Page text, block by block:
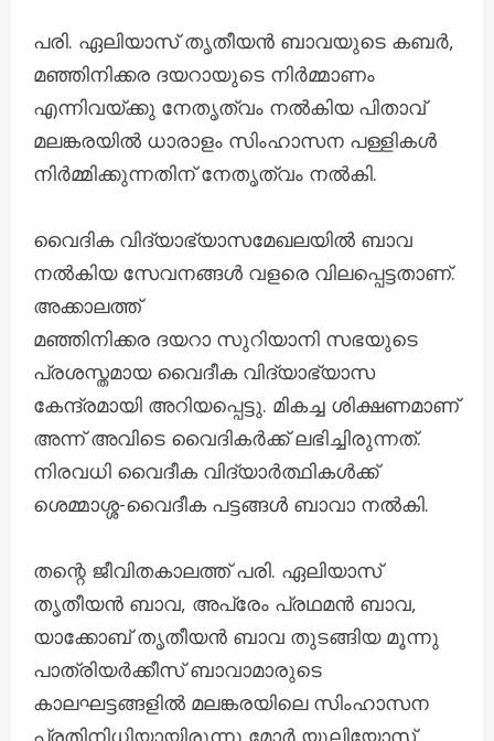
പരി. ഏലിയാസ് തൃതീയൻ ബാവയുടെ കബർ,
മഞ്ഞിനിക്കര ദയറായുടെ നിർമ്മാണം
എന്നിവയ്ക്കു നേതൃത്വം നൽകിയ പിതാവ്
മലങ്കരയിൽ ധാരാളം സിംഹാസന പള്ളികൾ
നിർമ്മിക്കുന്നതിന് നേതൃത്വം നൽകി.
വൈദിക വിദ്യാഭ്യാസമേഖലയിൽ ബാവ
നൽകിയ സേവനങ്ങൾ വളരെ വിലപ്പെട്ടതാണ്.
അക്കാലത്ത്
മഞ്ഞിനിക്കര ദയറാ സുറിയാനി സഭയുടെ
പ്രശസ്തമായ വൈദീക വിദ്യാഭ്യാസ
കേന്ദ്രമായി അറിയപ്പെട്ടു. മികച്ച ശിക്ഷണമാണ്
അന്ന് അവിടെ വൈദികർക്ക് ലഭിച്ചിരുന്നത്.
നിരവധി വൈദീക വിദ്യാർത്ഥികൾക്ക്
ശെമ്മാശ്ശ-വൈദീക പട്ടങ്ങൾ ബാവാ നൽകി.
തന്റെ ജീവിതകാലത്ത് പരി. ഏലിയാസ്
തൃതീയൻ ബാവ, അപ്രേം പ്രഥമൻ ബാവ,
യാക്കോബ് തൃതീയൻ ബാവ തുടങ്ങിയ മൂന്നു
പാത്രിയർക്കീസ് ബാവാമാരുടെ
കാലഘട്ടങ്ങളിൽ മലങ്കരയിലെ സിംഹാസന
പ്രതിനിധിയായിരുന്നു മോർ യൂലിയോസ്